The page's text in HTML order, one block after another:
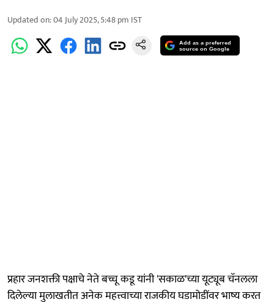
Updated on:04 July 2025, 5:48 pm IST
Add as a preferred
source on Google
प्रहार जनशक्ती पक्षाचे नेते बच्चू कडू यांनी 'सकाळ'च्या यूट्यूब चॅनलला
दिलेल्या मुलाखतीत अनेक महत्त्वाच्या राजकीय घडामोडींवर भाष्य करत